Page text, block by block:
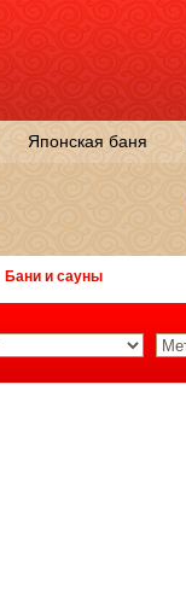
Японская баня
Бани и сауны